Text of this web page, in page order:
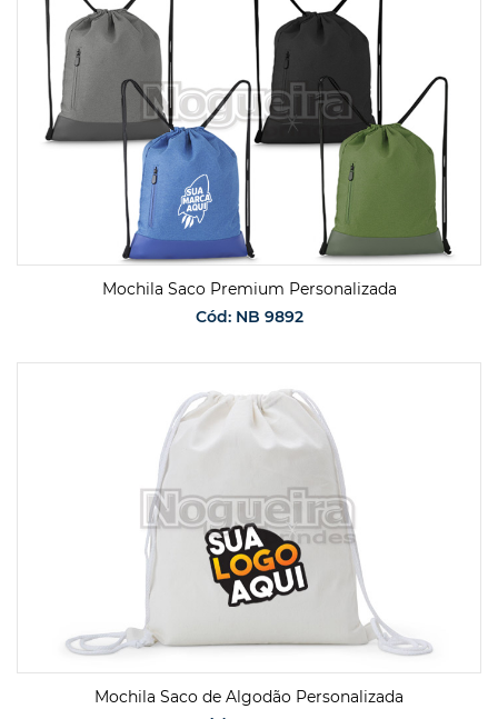
Mochila Saco Premium Personalizada
Cód: NB 9892
Mochila Saco de Algodão Personalizada